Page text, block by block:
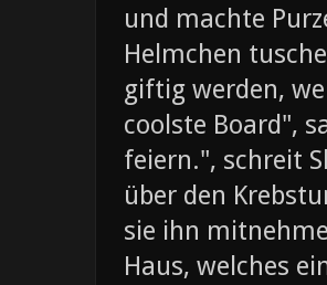
und machte
Helmchen
giftig werden,
coolste Board",
feiern.", schreit
über den
sie ihn
Haus, welches